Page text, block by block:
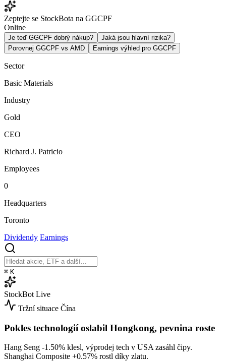
Zeptejte se StockBota na GGCPF
Online
Je teď GGCPF dobrý nákup?
Jaká jsou hlavní rizika?
Porovnej GGCPF vs AMD
Earnings výhled pro GGCPF
Sector
Basic Materials
Industry
Gold
CEO
Richard J. Patricio
Employees
0
Headquarters
Toronto
Dividendy Earnings
⌘ K
StockBot Live
Tržní situace Čína
Pokles technologií oslabil Hongkong, pevnina roste
Hang Seng -1.50% klesl, výprodej tech v USA zasáhl čipy.
Shanghai Composite +0.57% rostl díky zlatu.